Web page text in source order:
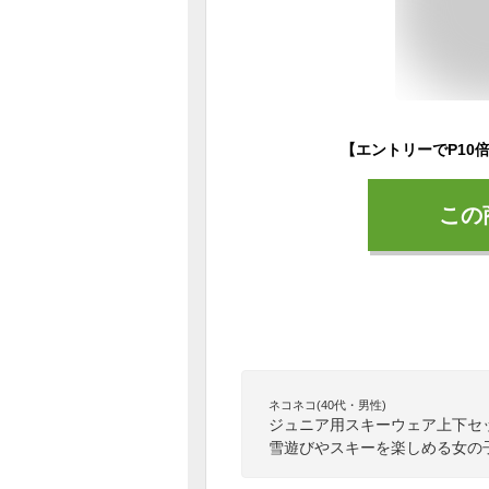
こ
ネコネコ(40代・男性)
ジュニア用スキーウェア上下
雪遊びやスキーを楽しめる女